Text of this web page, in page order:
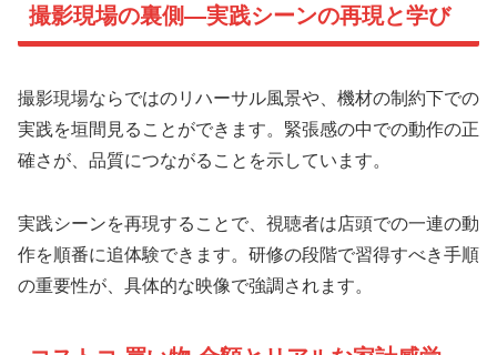
撮影現場の裏側—実践シーンの再現と学び
撮影現場ならではのリハーサル風景や、機材の制約下での
実践を垣間見ることができます。緊張感の中での動作の正
確さが、品質につながることを示しています。
実践シーンを再現することで、視聴者は店頭での一連の動
作を順番に追体験できます。研修の段階で習得すべき手順
の重要性が、具体的な映像で強調されます。